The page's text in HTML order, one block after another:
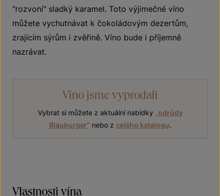
"rozvoní" sladký karamel. Toto výjimečné víno
můžete vychutnávat k čokoládovým dezertům,
zrajícím sýrům i zvěřině. Víno bude i příjemně
nazrávat.
Víno jsme vyprodali
Vybrat si můžete z aktuální nabídky
odrůdy
Blauburger“ nebo z celého katalogu.
Vlastnosti vína